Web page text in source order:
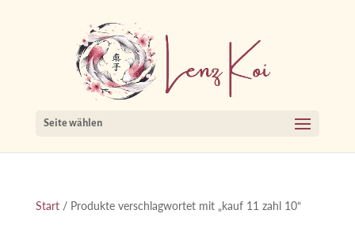
Seite wählen
Start/ Produkte verschlagwortet mit „kauf 11 zahl 10“